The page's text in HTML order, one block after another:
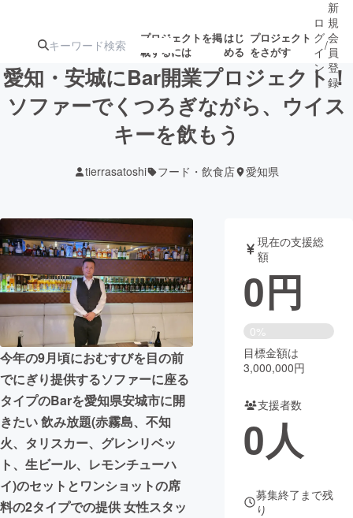
プロジェクトを掲
載するには
はじ
める
プロジェクト
をさがす
注目の新着プロ募集終了が近いプ
ロジェクト
テクノロジー・ガジェット
映像・映画 書籍・雑誌
ビジネス・起業 チャレンジ
まちづくり・地域活性化
CAMPFIRE for Social Good
CAMPFIRE Creation
コミュニティ
ロ
グ
イ
ン
/
新
規
会
員
登
録
愛知・安城にBar開業プロジェクト！
ソファーでくつろぎながら、ウイス
キーを飲もう
tierrasatoshi フード・飲食店 愛知県
今年の9月頃におむすびを目の前
でにぎり提供するソファーに座る
タイプのBarを愛知県安城市に開
きたい 飲み放題(赤霧島、不知
火、タリスカー、グレンリベッ
ト、生ビール、レモンチューハ
イ)のセットとワンショットの席
料の2タイプでの提供 女性スタッ
現在の支援総
額
0円
0%
目標金額は
3,000,000円
支援者数
0人
募集終了まで残
り